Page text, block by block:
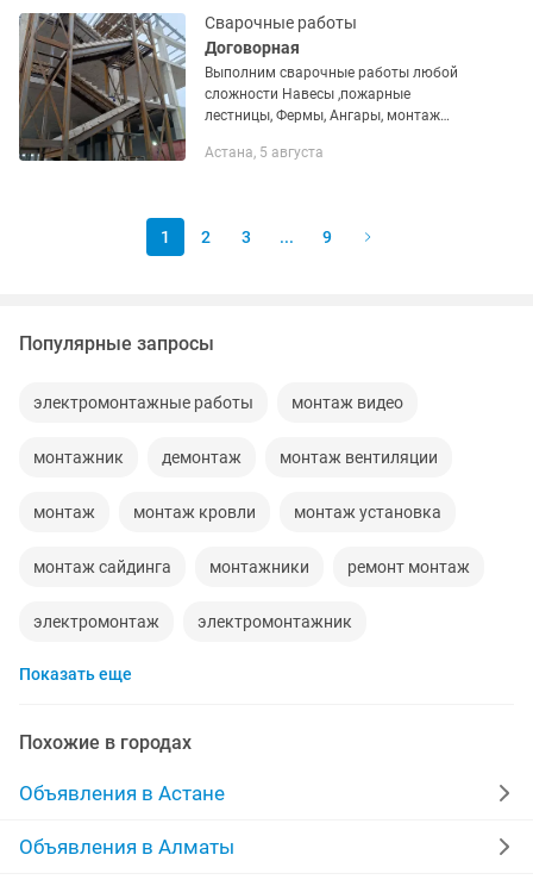
🔧...
Сварочные работы
Договорная
Выполним сварочные работы любой
сложности Навесы ,пожарные
лестницы, Фермы, Ангары, монтаж
недорого.
Астана, 5 августа
1 2 3 ... 9
Популярные запросы
электромонтажные работы монтаж видео
монтажник демонтаж монтаж вентиляции
монтаж монтаж кровли монтаж установка
монтаж сайдинга монтажники ремонт монтаж
электромонтаж электромонтажник
видеомонтаж
шиномонтажник монтаж потолков
монтаж кондиционеров
Показать еще
Похожие в городах
Объявления в Астане
Объявления в Алматы